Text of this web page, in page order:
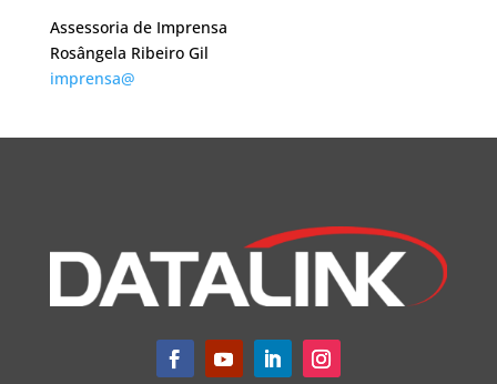
Assessoria de Imprensa
Rosângela Ribeiro Gil
imprensa@